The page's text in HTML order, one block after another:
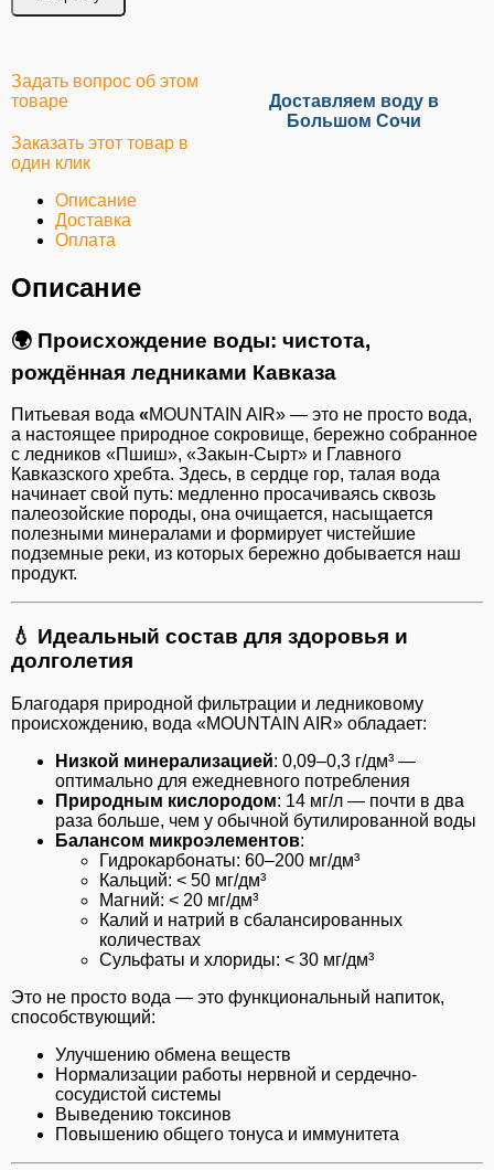
Задать вопрос об этом
товаре
Заказать этот товар в
один клик
Доставляем воду в
Большом Сочи
Описание
Доставка
Оплата
Описание
🌍 Происхождение воды: чистота,
рождённая ледниками Кавказа
Питьевая вода «MOUNTAIN AIR» — это не просто вода,
а настоящее природное сокровище, бережно собранное
с ледников «Пшиш», «Закын-Сырт» и Главного
Кавказского хребта. Здесь, в сердце гор, талая вода
начинает свой путь: медленно просачиваясь сквозь
палеозойские породы, она очищается, насыщается
полезными минералами и формирует чистейшие
подземные реки, из которых бережно добывается наш
продукт.
💧 Идеальный состав для здоровья и
долголетия
Благодаря природной фильтрации и ледниковому
происхождению, вода «MOUNTAIN AIR» обладает:
Низкой минерализацией: 0,09–0,3 г/дм³ —
оптимально для ежедневного потребления
Природным кислородом: 14 мг/л — почти в два
раза больше, чем у обычной бутилированной воды
Балансом микроэлементов:
Гидрокарбонаты: 60–200 мг/дм³
Кальций: < 50 мг/дм³
Магний: < 20 мг/дм³
Калий и натрий в сбалансированных
количествах
Сульфаты и хлориды: < 30 мг/дм³
Это не просто вода — это функциональный напиток,
способствующий:
Улучшению обмена веществ
Нормализации работы нервной и сердечно-
сосудистой системы
Выведению токсинов
Повышению общего тонуса и иммунитета